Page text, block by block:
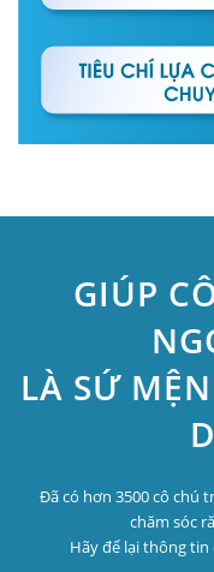
GIÚP
LÀ SỨ
Đã có hơn 3500 cô chú
chăm sóc
Hãy để lại thông